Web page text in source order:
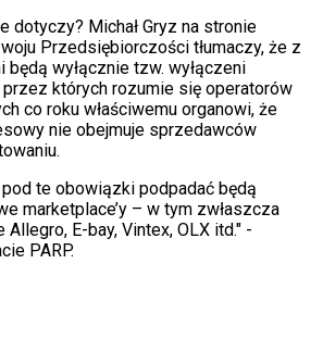
dotyczy? Michał Gryz na stronie
Przedsiębiorczości tłumaczy, że z
wyłącznie tzw. wyłączeni
których rozumie się operatorów
co roku właściwemu organowi, że
nie obejmuje sprzedawców
te obowiązki podpadać będą
marketplace’y – w tym zwłaszcza
E-bay, Vintex, OLX itd." -
PARP.